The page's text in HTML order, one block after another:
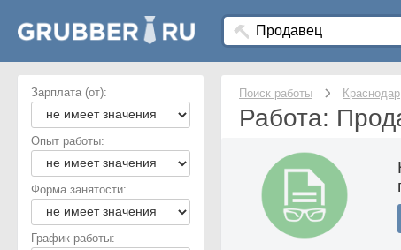
Поиск работы Краснодар
Работа:
Зарплата (от):
Опыт работы:
Форма занятости:
График работы: